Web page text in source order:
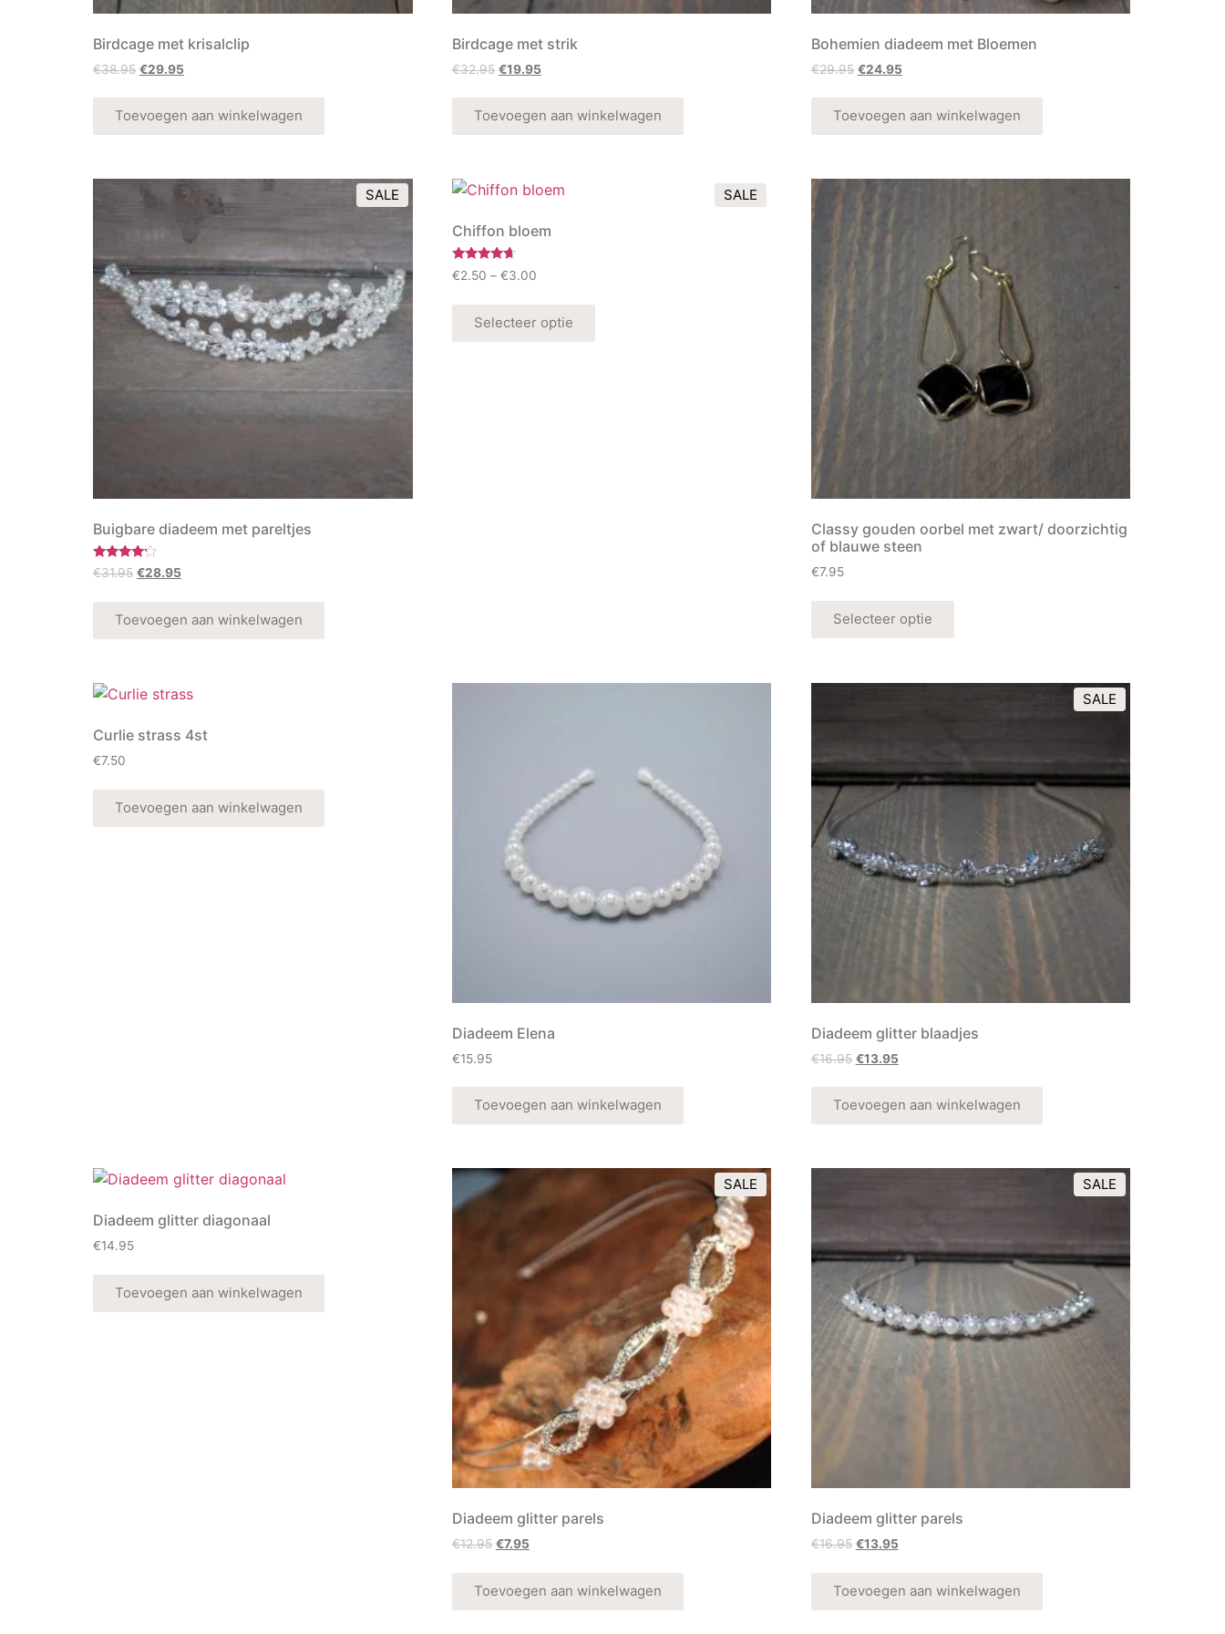
Birdcage met krisalclip
€38.95 €29.95
Toevoegen aan winkelwagen
Birdcage met strik
€32.95 €19.95
Toevoegen aan winkelwagen
Bohemien diadeem met Bloemen
€29.95 €24.95
Toevoegen aan winkelwagen
SALE
Buigbare diadeem met pareltjes
Rated
4.00
€31.95 €28.95
Toevoegen aan winkelwagen
SALE
Chiffon bloem
Rated
4.50
€2.50 – €3.00
Selecteer optie
Classy gouden oorbel met zwart/ doorzichtig
of blauwe steen
€7.95
Selecteer optie
Curlie strass 4st
€7.50
Toevoegen aan winkelwagen
Diadeem Elena
€15.95
Toevoegen aan winkelwagen
SALE
Diadeem glitter blaadjes
€16.95 €13.95
Toevoegen aan winkelwagen
Diadeem glitter diagonaal
€14.95
Toevoegen aan winkelwagen
SALE
Diadeem glitter parels
€12.95 €7.95
Toevoegen aan winkelwagen
SALE
Diadeem glitter parels
€16.95 €13.95
Toevoegen aan winkelwagen